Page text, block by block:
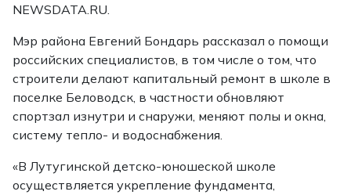
NEWSDATA.RU.
Мэр района Евгений Бондарь рассказал о помощи
российских специалистов, в том числе о том, что
строители делают капитальный ремонт в школе в
поселке Беловодск, в частности обновляют
спортзал изнутри и снаружи, меняют полы и окна,
систему тепло- и водоснабжения.
«В Лутугинской детско-юношеской школе
осуществляется укрепление фундамента,